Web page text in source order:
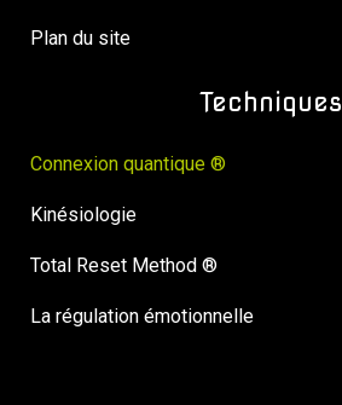
Plan du site
Techniques
Connexion quantique ®
Kinésiologie
Total Reset Method ®
La régulation émotionnelle